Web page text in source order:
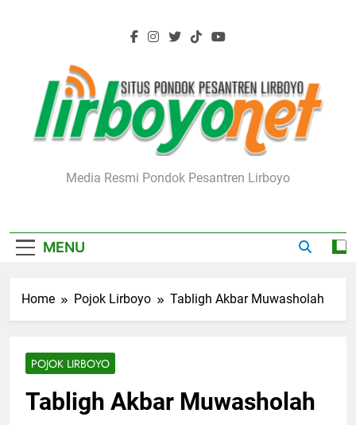
Lirboyo.net
Media Resmi Pondok Pesantren Lirboyo
MENU
Home Pojok Lirboyo Tabligh Akbar Muwasholah
POJOK LIRBOYO
Tabligh Akbar Muwasholah